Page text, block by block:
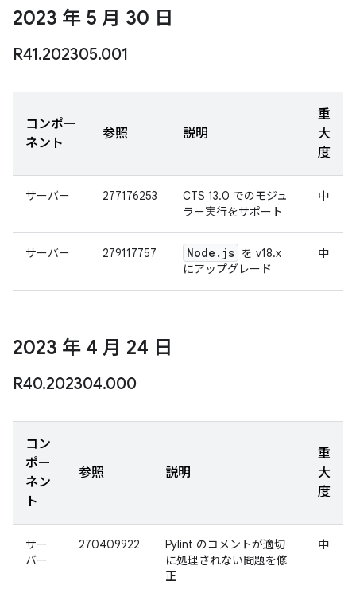
2023 年 5 月 30 日
R41.202305.001
コンポー
ネント
参照 説明
重
大
度
サーバー 277176253
CTS 13.0 でのモジュ
ラー実行をサポート
中
サーバー 279117757 Node . js を v18.x
にアップグレード
中
2023 年 4 月 24 日
R40.202304.000
コン
ポー
ネン
ト
参照 説明
重
大
度
サー
バー
270409922
Pylint のコメントが適切
に処理されない問題を修
正
中